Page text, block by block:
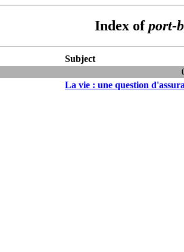
Index ofport-
Subject
La vie : une question